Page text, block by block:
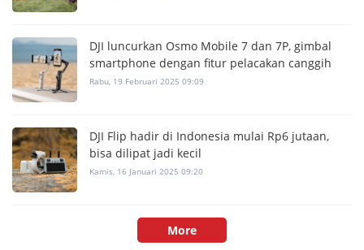
DJI luncurkan Osmo Mobile 7 dan 7P, gimbal
smartphone dengan fitur pelacakan canggih
Rabu, 19 Februari 2025 09:09
DJI Flip hadir di Indonesia mulai Rp6 jutaan,
bisa dilipat jadi kecil
Kamis, 16 Januari 2025 09:20
More